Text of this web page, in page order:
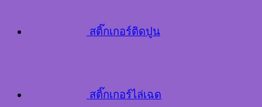
สติ๊กเกอร์ติดปูน
สติ๊กเกอร์ไล่เฉด